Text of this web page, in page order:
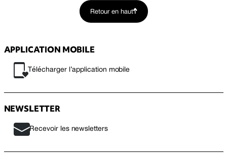
Retour en haut
APPLICATION MOBILE
Télécharger l’application mobile
NEWSLETTER
Recevoir les newsletters